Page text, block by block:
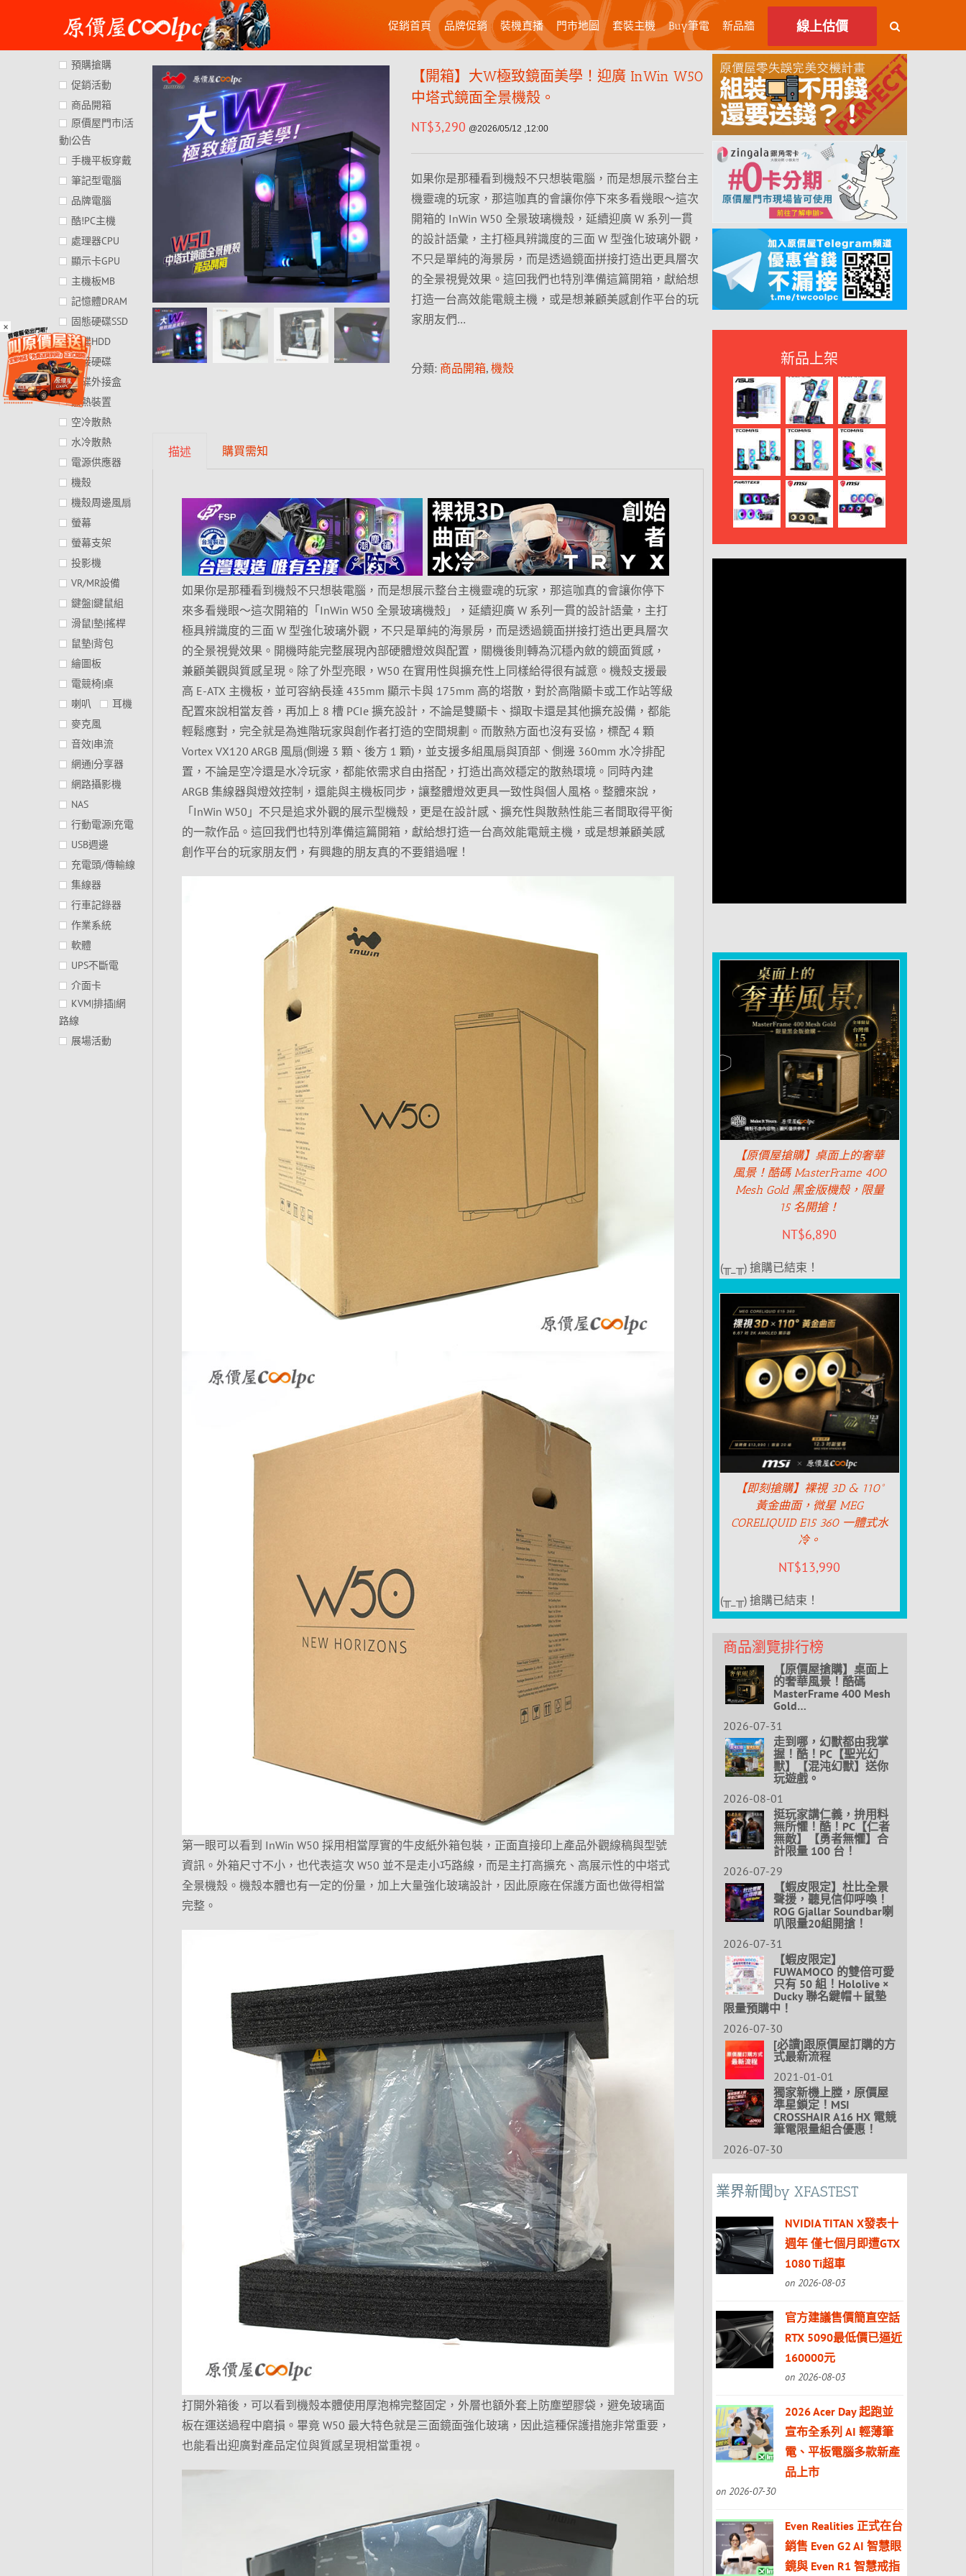
×
content
促銷首頁 品牌促銷 裝機直播 門市地圖 套裝主機 Buy筆電 新品牆 線上估價
【開箱】大W極致鏡面美學！迎廣 InWin W50
中塔式鏡面全景機殼。
NT$3,290 @2026/05/12 ,12:00
如果你是那種看到機殼不只想裝電腦，而是想展示整台主
機靈魂的玩家，那這咖真的會讓你停下來多看幾眼～這次
開箱的 InWin W50 全景玻璃機殼，延續迎廣 W 系列一貫
的設計語彙，主打極具辨識度的三面 W 型強化玻璃外觀，
不只是單純的海景房，而是透過鏡面拼接打造出更具層次
的全景視覺效果。這回我們也特別準備這篇開箱，獻給想
打造一台高效能電競主機，或是想兼顧美感創作平台的玩
家朋友們…
分類: 商品開箱, 機殼
描述 購買需知
如果你是那種看到機殼不只想裝電腦，而是想展示整台主機靈魂的玩家，那這咖真的會讓你停下
來多看幾眼～這次開箱的「InWin W50 全景玻璃機殼」，延續迎廣 W 系列一貫的設計語彙，主打
極具辨識度的三面 W 型強化玻璃外觀，不只是單純的海景房，而是透過鏡面拼接打造出更具層次
的全景視覺效果。開機時能完整展現內部硬體燈效與配置，關機後則轉為沉穩內斂的鏡面質感，
兼顧美觀與質感呈現。除了外型亮眼，W50 在實用性與擴充性上同樣給得很有誠意。機殼支援最
高 E-ATX 主機板，並可容納長達 435mm 顯示卡與 175mm 高的塔散，對於高階顯卡或工作站等級
配置來說相當友善，再加上 8 槽 PCIe 擴充設計，不論是雙顯卡、擷取卡還是其他擴充設備，都能
輕鬆應對，完全就是為進階玩家與創作者打造的空間規劃。而散熱方面也沒有妥協，標配 4 顆
Vortex VX120 ARGB 風扇(側邊 3 顆、後方 1 顆)，並支援多組風扇與頂部、側邊 360mm 水冷排配
置，不論是空冷還是水冷玩家，都能依需求自由搭配，打造出高效穩定的散熱環境。同時內建
ARGB 集線器與燈效控制，還能與主機板同步，讓整體燈效更具一致性與個人風格。整體來說，
「InWin W50」不只是追求外觀的展示型機殼，更是在設計感、擴充性與散熱性能三者間取得平衡
的一款作品。這回我們也特別準備這篇開箱，獻給想打造一台高效能電競主機，或是想兼顧美感
創作平台的玩家朋友們，有興趣的朋友真的不要錯過喔！
第一眼可以看到 InWin W50 採用相當厚實的牛皮紙外箱包裝，正面直接印上產品外觀線稿與型號
資訊。外箱尺寸不小，也代表這次 W50 並不是走小巧路線，而是主打高擴充、高展示性的中塔式
全景機殼。機殼本體也有一定的份量，加上大量強化玻璃設計，因此原廠在保護方面也做得相當
完整。
打開外箱後，可以看到機殼本體使用厚泡棉完整固定，外層也額外套上防塵塑膠袋，避免玻璃面
板在運送過程中磨損。畢竟 W50 最大特色就是三面鏡面強化玻璃，因此這種保護措施非常重要，
也能看出迎廣對產品定位與質感呈現相當重視。
預購搶購
促銷活動
商品開箱
原價屋門市|活
動|公告
手機平板穿戴
筆記型電腦
品牌電腦
酷!PC主機
處理器CPU
顯示卡GPU
主機板MB
記憶體DRAM
固態硬碟SSD
硬碟HDD
外接硬碟
硬碟外接盒
散熱裝置
空冷散熱
水冷散熱
電源供應器
機殼
機殼周邊風扇
螢幕
螢幕支架
投影機
VR/MR設備
鍵盤|鍵鼠組
滑鼠|墊|搖桿
鼠墊|背包
繪圖板
電競椅|桌
喇叭
耳機
麥克風
音效|串流
網通|分享器
網路攝影機
NAS
行動電源|充電
USB週邊
充電頭/傳輸線
集線器
行車記錄器
作業系統
軟體
UPS不斷電
介面卡
KVM|排插|網
路線
展場活動
新品上架
【原價屋搶購】桌面上的奢華
風景！酷碼 MasterFrame 400
Mesh Gold 黑金版機殼，限量
15 名開搶！
NT$6,890
(╥_╥) 搶購已結束！
【即刻搶購】裸視 3D & 110°
黃金曲面，微星 MEG
CORELIQUID E15 360 一體式水
冷。
NT$13,990
(╥_╥) 搶購已結束！
商品瀏覽排行榜
【原價屋搶購】桌面上
的奢華風景！酷碼
MasterFrame 400 Mesh
Gold…
2026-07-31
走到哪，幻獸都由我掌
握！酷！PC【聖光幻
獸】【混沌幻獸】送你
玩遊戲。
2026-08-01
挺玩家講仁義，拚用料
無所懼！酷！PC【仁者
無敵】【勇者無懼】合
計限量 100 台！
2026-07-29
【蝦皮限定】杜比全景
聲援，聽見信仰呼喚！
ROG Gjallar Soundbar喇
叭限量20組開搶！
2026-07-31
【蝦皮限定】
FUWAMOCO 的雙倍可愛
只有 50 組！Hololive ×
Ducky 聯名鍵帽＋鼠墊
限量預購中！
2026-07-30
[必讀]跟原價屋訂購的方
式最新流程
2021-01-01
獨家新機上膛，原價屋
準星鎖定！MSI
CROSSHAIR A16 HX 電競
筆電限量組合優惠！
2026-07-30
業界新聞by XFASTEST
NVIDIA TITAN X發表十
週年 僅七個月即遭GTX
1080 Ti超車
on 2026-08-03
官方建議售價簡直空話
RTX 5090最低價已逼近
160000元
on 2026-08-03
2026 Acer Day 起跑並
宣布全系列 AI 輕薄筆
電、平板電腦多款新產
品上市
on 2026-07-30
Even Realities 正式在台
銷售 Even G2 AI 智慧眼
鏡與 Even R1 智慧戒指